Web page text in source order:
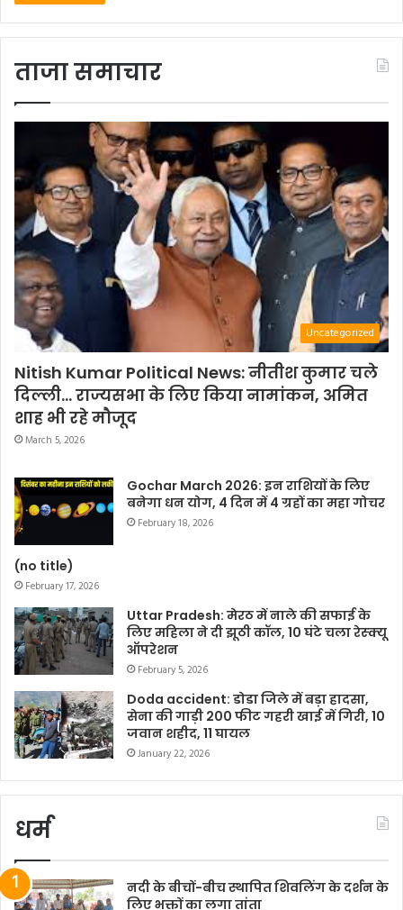
ताजा समाचार
Uncategorized
Nitish Kumar Political News: नीतीश कुमार चले
दिल्ली… राज्यसभा के लिए किया नामांकन, अमित
शाह भी रहे मौजूद
March 5, 2026
Gochar March 2026: इन राशियों के लिए
बनेगा धन योग, 4 दिन में 4 ग्रहों का महा गोचर
February 18, 2026
(no title)
February 17, 2026
Uttar Pradesh: मेरठ में नाले की सफाई के
लिए महिला ने दी झूठी कॉल, 10 घंटे चला रेस्क्यू
ऑपरेशन
February 5, 2026
Doda accident: डोडा जिले में बड़ा हादसा,
सेना की गाड़ी 200 फीट गहरी खाई में गिरी, 10
जवान शहीद, 11 घायल
January 22, 2026
धर्म
नदी के बीचों-बीच स्थापित शिवलिंग के दर्शन के
लिए भक्तों का लगा तांता